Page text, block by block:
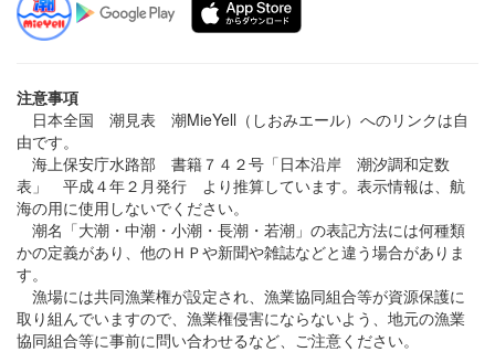
注意事項
日本全国 潮見表 潮MieYell（しおみエール）へのリンクは自
由です。
海上保安庁水路部 書籍７４２号「日本沿岸 潮汐調和定数
表」 平成４年２月発行 より推算しています。表示情報は、航
海の用に使用しないでください。
潮名「大潮・中潮・小潮・長潮・若潮」の表記方法には何種類
かの定義があり、他のＨＰや新聞や雑誌などと違う場合がありま
す。
漁場には共同漁業権が設定され、漁業協同組合等が資源保護に
取り組んでいますので、漁業権侵害にならないよう、地元の漁業
協同組合等に事前に問い合わせるなど、ご注意ください。